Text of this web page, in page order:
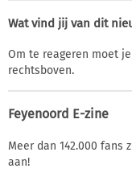
Wat vind jij van dit
Om te reageren moet
rechtsboven.
Feyenoord E-zine
Meer dan 142.000 fans
aan!